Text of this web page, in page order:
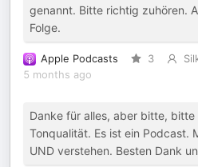
genannt. Bitte richtig zuhören.
Folge.
Apple Podcasts 3
5 months ago
Danke für alles, aber bitte,
Tonqualität. Es ist ein Podcast.
UND verstehen. Besten Dank